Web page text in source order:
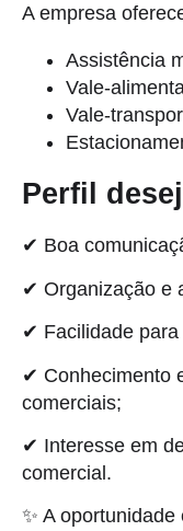
A empresa
Assistência
Vale-
Vale-
Perfil
✔ Boa
✔ Organização e
✔ Facilidade
✔ Conhecimento
comerciais;
✔ Interesse em
comercial.
✨ A